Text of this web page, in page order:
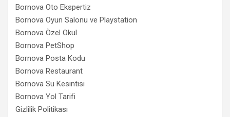
Bornova Oto Ekspertiz
Bornova Oyun Salonu ve Playstation
Bornova Özel Okul
Bornova PetShop
Bornova Posta Kodu
Bornova Restaurant
Bornova Su Kesintisi
Bornova Yol Tarifi
Gizlilik Politikası